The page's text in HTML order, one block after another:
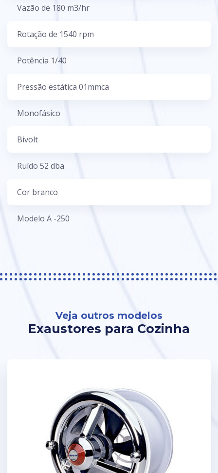
Vazão de 180 m3/hr
Rotação de 1540 rpm
Potência 1/40
Pressão estática 01mmca
Monofásico
Bivolt
Ruído 52 dba
Cor branco
Modelo A -250
Veja outros modelos
Exaustores para Cozinha